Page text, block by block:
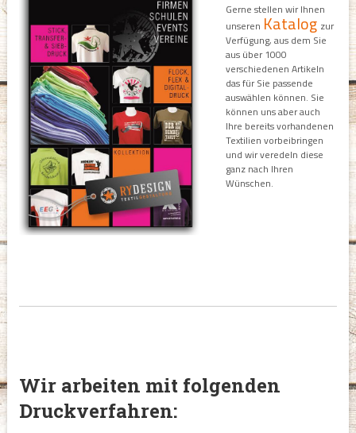
Gerne stellen wir Ihnen
unseren Katalog zur
Verfügung, aus dem Sie
aus über 1000
verschiedenen Artikeln
das für Sie passende
auswählen können. Sie
können uns aber auch
Ihre bereits vorhandenen
Textilien vorbeibringen
und wir veredeln diese
ganz nach Ihren
Wünschen.
Wir arbeiten mit folgenden
Druckverfahren: